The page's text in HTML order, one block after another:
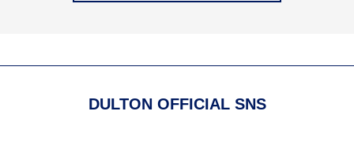
DULTON OFFICIAL SNS